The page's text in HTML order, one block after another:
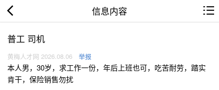
信息内容
普工 司机
黄梅人才网 2026.08.06 举报
本人男，30岁，求工作一份，年后上班也可，吃苦耐劳，踏实
肯干，保险销售勿扰